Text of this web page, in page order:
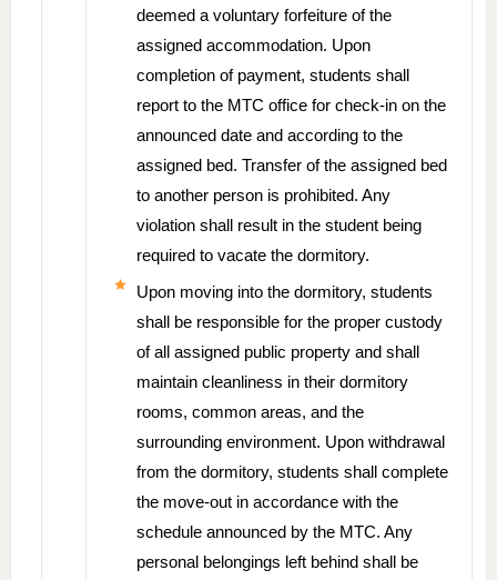
deemed a voluntary forfeiture of the
assigned accommodation. Upon
completion of payment, students shall
report to the MTC office for check-in on the
announced date and according to the
assigned bed. Transfer of the assigned bed
to another person is prohibited. Any
violation shall result in the student being
required to vacate the dormitory.
Upon moving into the dormitory, students
shall be responsible for the proper custody
of all assigned public property and shall
maintain cleanliness in their dormitory
rooms, common areas, and the
surrounding environment. Upon withdrawal
from the dormitory, students shall complete
the move-out in accordance with the
schedule announced by the MTC. Any
personal belongings left behind shall be